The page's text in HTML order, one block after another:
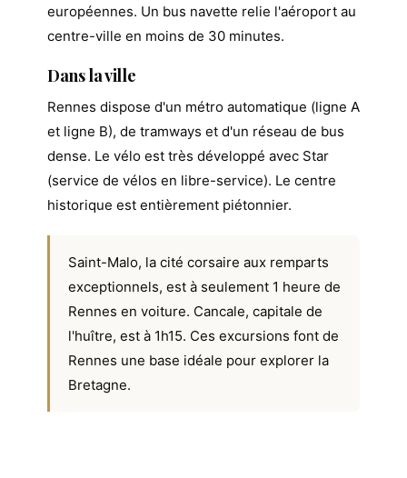
européennes. Un bus navette relie l'aéroport au
centre-ville en moins de 30 minutes.
Dans la ville
Rennes dispose d'un métro automatique (ligne A
et ligne B), de tramways et d'un réseau de bus
dense. Le vélo est très développé avec Star
(service de vélos en libre-service). Le centre
historique est entièrement piétonnier.
Saint-Malo, la cité corsaire aux remparts
exceptionnels, est à seulement 1 heure de
Rennes en voiture. Cancale, capitale de
l'huître, est à 1h15. Ces excursions font de
Rennes une base idéale pour explorer la
Bretagne.